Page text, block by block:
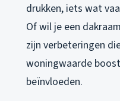
drukken, iets wat
Of wil je een
zijn verbeteringen
woningwaarde
beïnvloeden.